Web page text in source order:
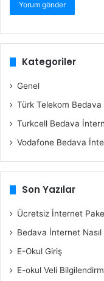
Kategoriler
Genel
Türk Telekom
Turkcell Bedava
Vodafone Bedava
Son Yazılar
Ücretsiz İnternet
Bedava İnternet
E-Okul Giriş
E-okul Veli